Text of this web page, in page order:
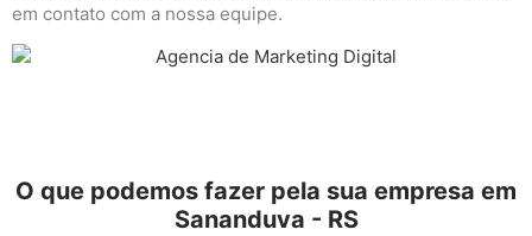
em contato com a nossa equipe.
O que podemos fazer pela sua empresa em
Sananduva - RS